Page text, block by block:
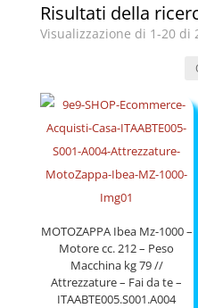
Risultati della
Visualizzazione di 1-20 di
MOTOZAPPA Ibea Mz-1000 –
Motore cc. 212 – Peso
Macchina kg 79 //
Attrezzature – Fai da te –
ITAABTE005.S001.A004